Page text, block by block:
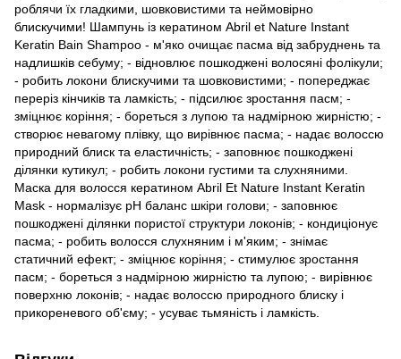
роблячи їх гладкими, шовковистими та неймовірно
блискучими! Шампунь із кератином Abril et Nature Instant
Keratin Bain Shampoo - м'яко очищає пасма від забруднень та
надлишків себуму; - відновлює пошкоджені волосяні фолікули;
- робить локони блискучими та шовковистими; - попереджає
переріз кінчиків та ламкість; - підсилює зростання пасм; -
зміцнює коріння; - бореться з лупою та надмірною жирністю; -
створює невагому плівку, що вирівнює пасма; - надає волоссю
природний блиск та еластичність; - заповнює пошкоджені
ділянки кутикул; - робить локони густими та слухняними.
Маска для волосся кератином Abril Et Nature Instant Keratin
Mask - нормалізує рН баланс шкіри голови; - заповнює
пошкоджені ділянки пористої структури локонів; - кондиціонує
пасма; - робить волосся слухняним і м'яким; - знімає
статичний ефект; - зміцнює коріння; - стимулює зростання
пасм; - бореться з надмірною жирністю та лупою; - вирівнює
поверхню локонів; - надає волоссю природного блиску і
прикореневого об'єму; - усуває тьмяність і ламкість.